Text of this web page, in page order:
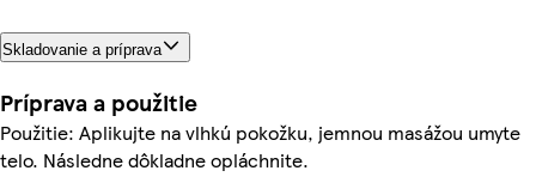
Skladovanie a príprava
Príprava a použitie
Použitie: Aplikujte na vlhkú pokožku, jemnou masážou umyte
telo. Následne dôkladne opláchnite.